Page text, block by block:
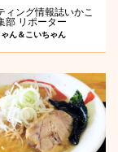
ィング情報誌いかこ
部 リポーター
ん＆こいちゃん